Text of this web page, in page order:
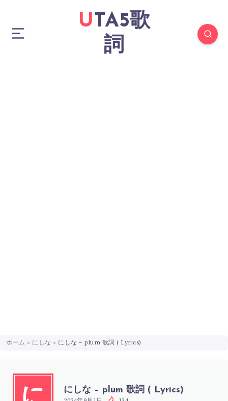
UTA5歌
詞
ホーム » にしな » にしな – plum 歌詞 ( Lyrics)
にしな – plum 歌詞 ( Lyrics)